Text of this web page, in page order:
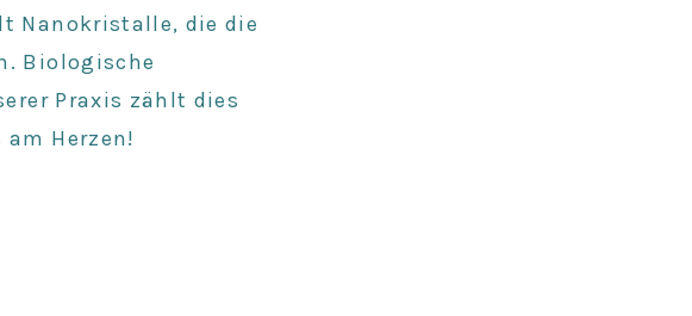
Nanokristalle, die die
Biologische
Praxis zählt dies
Herzen!